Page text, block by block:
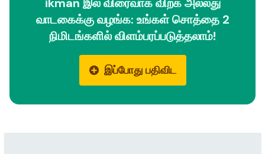
வாடகைக்கு வழங்க: உங்கள் சொத்தை 2
நிமிடங்களில் விளம்பரப்படுத்தலாம்!
இப்போது பதிவிட